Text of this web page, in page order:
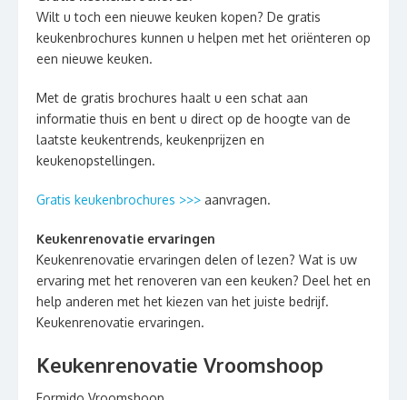
Wilt u toch een nieuwe keuken kopen? De gratis
keukenbrochures kunnen u helpen met het oriënteren op
een nieuwe keuken.
Met de gratis brochures haalt u een schat aan
informatie thuis en bent u direct op de hoogte van de
laatste keukentrends, keukenprijzen en
keukenopstellingen.
Gratis keukenbrochures >>> aanvragen.
Keukenrenovatie ervaringen
Keukenrenovatie ervaringen delen of lezen? Wat is uw
ervaring met het renoveren van een keuken? Deel het en
help anderen met het kiezen van het juiste bedrijf.
Keukenrenovatie ervaringen.
Keukenrenovatie Vroomshoop